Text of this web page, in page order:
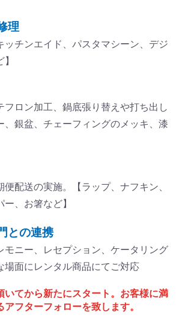
理
ッチンエイド、パスタマシーン、デジ
フロン加工、鍋底張り替えや打ち出し
、銀盆、チェーフィングのメッキ、漆
配送の実施。【ラップ、ナフキン、
、お箸など】
との連携
モニー、レセプション、ケータリング
場面にレンタル商品にてご対応
いてから新たにスタート。お客様に満
フターフォローを致します。